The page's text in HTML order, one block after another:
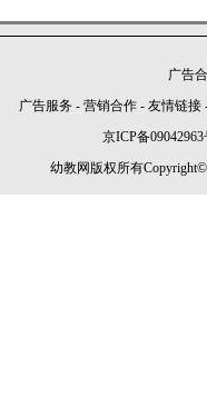
广告
广告服务 - 营销合作 - 友情链接
京ICP备09042963
幼教网版权所有